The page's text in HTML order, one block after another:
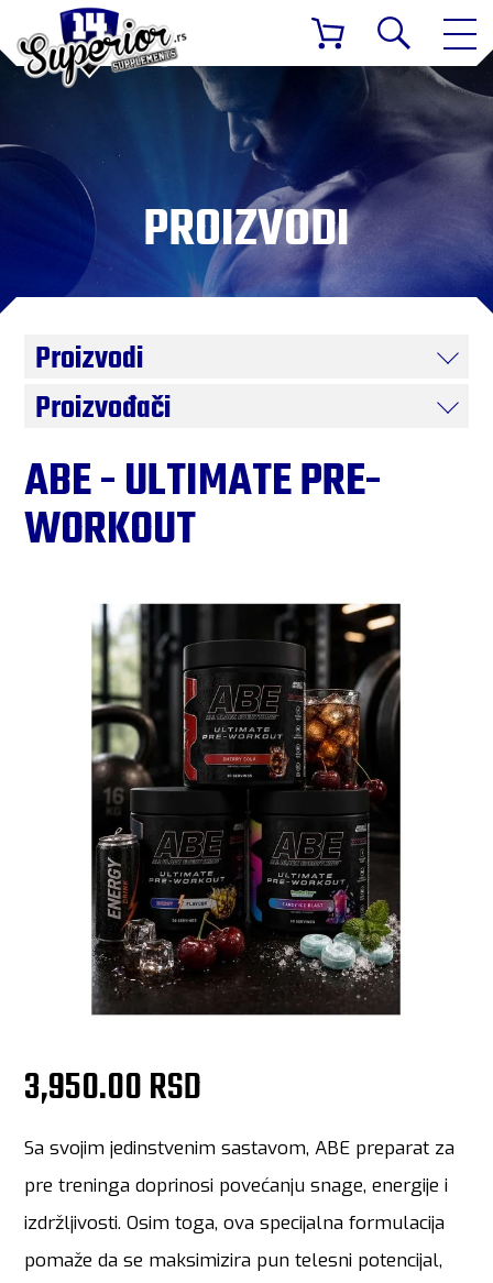
PROIZVODI
Proizvodi
Proizvođači
ABE - ULTIMATE PRE-
WORKOUT
3,950.00 RSD
Sa svojim jedinstvenim sastavom, ABE preparat za
pre treninga doprinosi povećanju snage, energije i
izdržljivosti. Osim toga, ova specijalna formulacija
pomaže da se maksimizira pun telesni potencijal,